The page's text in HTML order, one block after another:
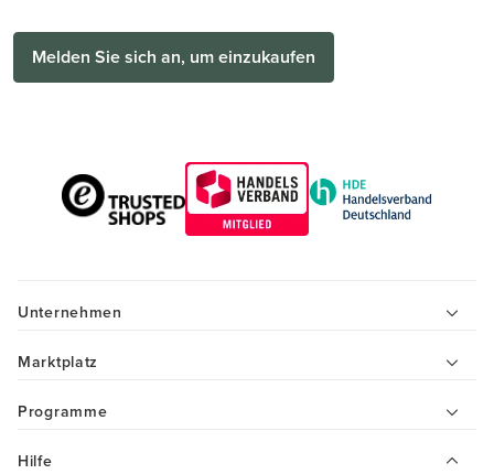
Melden Sie sich an, um einzukaufen
Unternehmen
Marktplatz
Programme
Hilfe